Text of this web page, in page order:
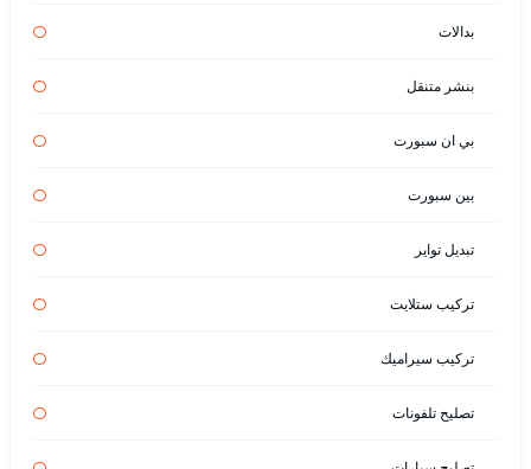
بدالات
بنشر متنقل
بي ان سبورت
بين سبورت
تبديل تواير
تركيب ستلايت
تركيب سيراميك
تصليح تلفونات